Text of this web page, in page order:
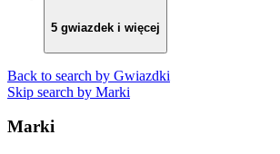
5 gwiazdek i więcej
Back to search by Gwiazdki
Skip search by Marki
Marki